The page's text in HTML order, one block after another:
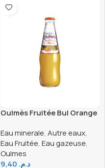
Oulmès Fruitée Bul Orange
Eau minerale, Autre eaux,
Eau Fruitée, Eau gazeuse,
Oulmes
د.م.